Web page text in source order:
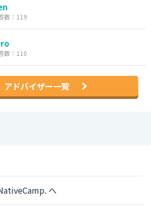
数：119
数：110
アドバイザー一覧
へ